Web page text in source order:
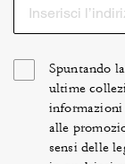
Spuntando
ultime
informazioni
alle
sensi delle